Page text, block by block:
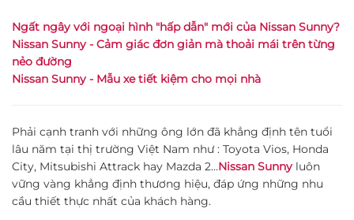
Ngất ngây với ngoại hình "hấp dẫn" mới của Nissan Sunny?
Nissan Sunny - Cảm giác đơn giản mà thoải mái trên từng
nẻo đường
Nissan Sunny - Mẫu xe tiết kiệm cho mọi nhà
Phải cạnh tranh với những ông lớn đã khẳng định tên tuổi
lâu năm tại thị trường Việt Nam như : Toyota Vios, Honda
City, Mitsubishi Attrack hay Mazda 2…Nissan Sunny luôn
vững vàng khẳng định thương hiệu, đáp ứng những nhu
cầu thiết thực nhất của khách hàng.